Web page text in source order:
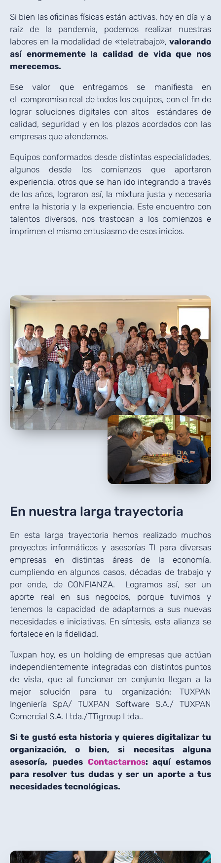
Si bien las oficinas físicas están activas, hoy en día y a
raíz de la pandemia, podemos realizar nuestras
labores en la modalidad de «teletrabajo», valorando
así enormemente la calidad de vida que nos
merecemos.
Ese valor que entregamos se manifiesta en
el compromiso real de todos los equipos, con el fin de
lograr soluciones digitales con altos estándares de
calidad, seguridad y en los plazos acordados con las
empresas que atendemos.
Equipos conformados desde distintas especialidades,
algunos desde los comienzos que aportaron
experiencia, otros que se han ido integrando a través
de los años, lograron así, la mixtura justa y necesaria
entre la historia y la experiencia. Este encuentro con
talentos diversos, nos trastocan a los comienzos e
imprimen el mismo entusiasmo de esos inicios.
En nuestra largatrayectoria
En esta larga trayectoria hemos realizado muchos
proyectos informáticos y asesorías TI para diversas
empresas en distintas áreas de la economía,
cumpliendo en algunos casos, décadas de trabajo y
por ende, de CONFIANZA. Logramos así, ser un
aporte real en sus negocios, porque tuvimos y
tenemos la capacidad de adaptarnos a sus nuevas
necesidades e iniciativas. En síntesis, esta alianza se
fortalece en la fidelidad.
Tuxpan hoy, es un holding de empresas que actúan
independientemente integradas con distintos puntos
de vista, que al funcionar en conjunto llegan a la
mejor solución para tu organización: TUXPAN
Ingeniería SpA/ TUXPAN Software S.A./ TUXPAN
Comercial S.A. Ltda./TTigroup Ltda..
Si te gustó esta historia y quieres digitalizar tu
organización, o bien, si necesitas alguna
asesoría, puedes Contactarnos: aquí estamos
para resolver tus dudas y ser un aporte a tus
necesidades tecnológicas.